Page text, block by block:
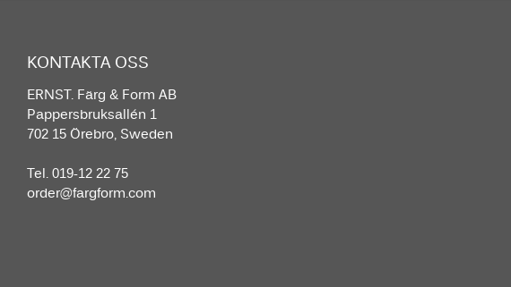
KONTAKTA OSS
ERNST. Färg & Form AB
Pappersbruksallén 1
702 15 Örebro, Sweden
Tel. 019-12 22 75
order@fargform.com